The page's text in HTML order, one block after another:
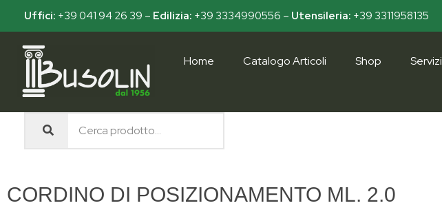
Uffici: +39 041 94 26 39 – Edilizia: +39 3334990556 – Utensileria: +39 3311958135
Home Catalogo Articoli Shop Servizi
CORDINO DI POSIZIONAMENTO ML. 2.0